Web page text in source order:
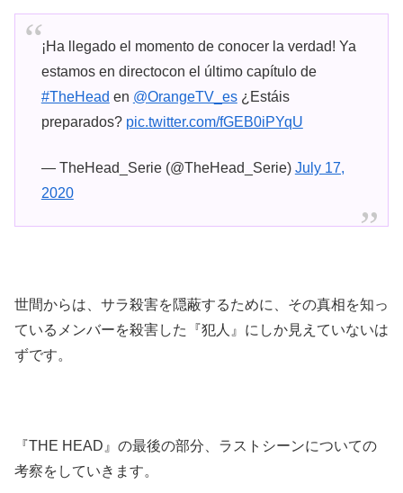
¡Ha llegado el momento de conocer la verdad! Ya
estamos en directocon el último capítulo de
#TheHead en @OrangeTV_es¿Estáis
preparados? pic.twitter.com/fGEB0iPYqU
— TheHead_Serie (@TheHead_Serie) July 17,
2020
世間からは、サラ殺害を隠蔽するために、その真相を知っ
ているメンバーを殺害した『犯人』にしか見えていないは
ずです。
『THE HEAD』の最後の部分、ラストシーンについての
考察をしていきます。